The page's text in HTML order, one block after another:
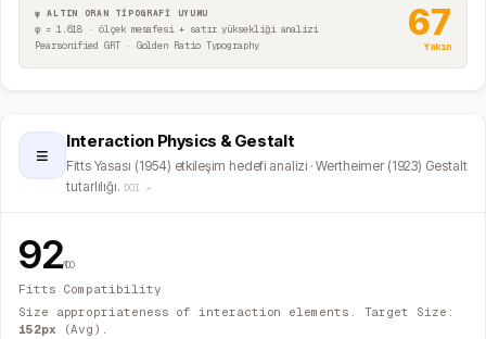
φ ALTIN ORAN TİPOGRAFİ UYUMU
φ = 1.618 · ölçek mesafesi + satır yüksekliği analizi
Pearsonified GRT · Golden Ratio Typography
67
Yakın
≡
Interaction Physics & Gestalt
Fitts Yasası (1954) etkileşim hedefi analizi · Wertheimer (1923) Gestalt
tutarlılığı. DOI ↗
92/100
Fitts Compatibility
Size appropriateness of interaction elements. Target Size:
152px (Avg).